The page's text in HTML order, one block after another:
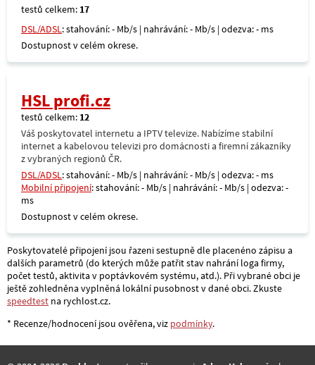
testů celkem: 17
DSL/ADSL: stahování: - Mb/s | nahrávání: - Mb/s | odezva: - ms
Dostupnost v celém okrese.
HSL profi.cz
testů celkem: 12
Váš poskytovatel internetu a IPTV televize. Nabízíme stabilní
internet a kabelovou televizi pro domácnosti a firemní zákazníky
z vybraných regionů ČR.
DSL/ADSL: stahování: - Mb/s | nahrávání: - Mb/s | odezva: - ms
Mobilní připojení: stahování: - Mb/s | nahrávání: - Mb/s | odezva: -
ms
Dostupnost v celém okrese.
Poskytovatelé připojení jsou řazeni sestupně dle placenéno zápisu a
dalších parametrů (do kterých může patřit stav nahrání loga firmy,
počet testů, aktivita v poptávkovém systému, atd.). Při vybrané obci je
ještě zohledněna vyplněná lokální pusobnost v dané obci. Zkuste
speedtest na rychlost.cz.
* Recenze/hodnocení jsou ověřena, viz podmínky.